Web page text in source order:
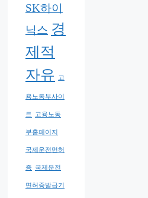
SK하이
닉스 경
제적
자유
고
용노동부사이
트 고용노동
부홈페이지
국제운전면허
증 국제운전
면허증발급기